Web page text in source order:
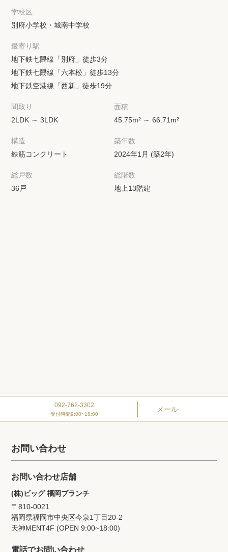
学校区
別府小学校・城南中学校
最寄り駅
地下鉄七隈線「別府」徒歩3分
地下鉄七隈線「六本松」徒歩13分
地下鉄空港線「西新」徒歩19分
間取り
2LDK ～ 3LDK
面積
45.75m² ～ 66.71m²
構造
鉄筋コンクリート
築年数
2024年1月 (築2年)
総戸数
36戸
総階数
地上13階建
092-762-3302
受付時間9:00~18:00
メール
お問い合わせ
お問い合わせ店舗
(株)ビッグ 福岡ブランチ
〒810-0021
福岡県福岡市中央区今泉1丁目20‐2
天神MENT4F (OPEN 9:00~18:00)
電話でお問い合わせ